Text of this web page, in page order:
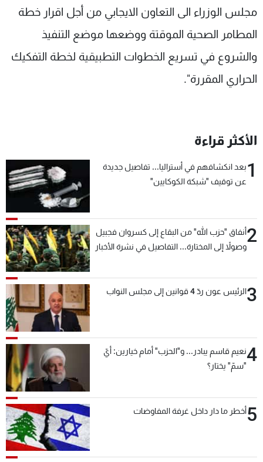
مجلس الوزراء الى التعاون الايجابي من أجل اقرار خطة
المطامر الصحية الموقتة ووضعها موضع التنفيذ
والشروع في تسريع الخطوات التطبيقية لخطة التفكيك
الحراري المقررة".
الأكثر قراءة
1بعد انكشافهم في أستراليا... تفاصيل جديدة
عن توقيف "شبكة الكوكايين"
2أنفاق "حزب الله" من البقاع إلى كسروان فجبيل
وصولاً إلى المختارة... التفاصيل في نشرة الأخبار
3الرئيس عون ردّ 4 قوانين إلى مجلس النواب
4نعيم قاسم يبادر... و"الحزب" أمام خيارين: أيّ
"سمّ" يختار؟
5أخطر ما دار داخل غرفة المفاوضات